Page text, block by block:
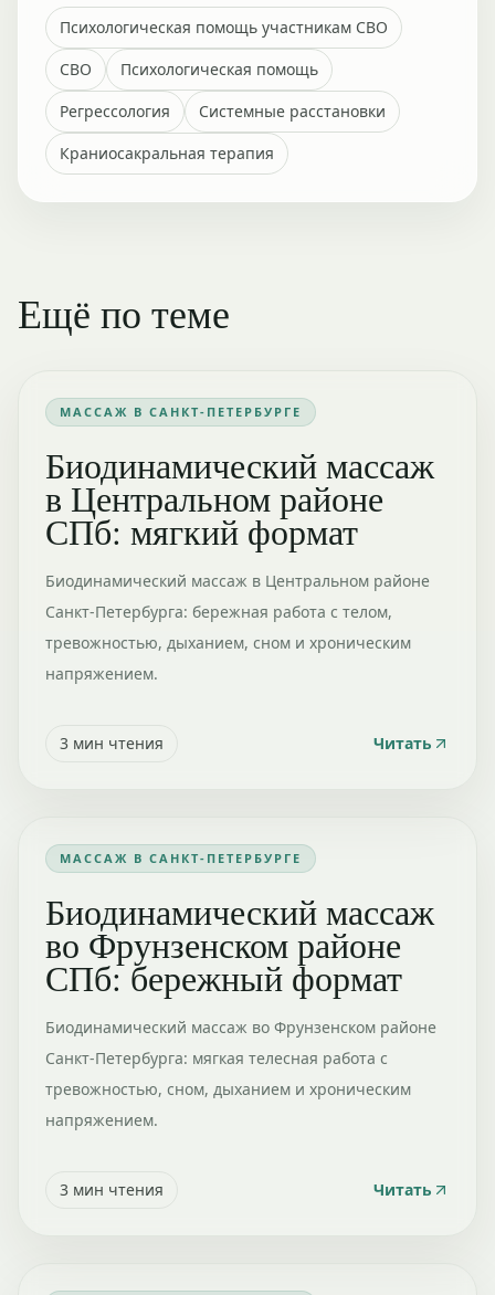
Психологическая помощь участникам СВО
СВО
Психологическая помощь
Регрессология
Системные расстановки
Краниосакральная терапия
Ещё по теме
МАССАЖ В САНКТ-ПЕТЕРБУРГЕ
Биодинамический массаж
в Центральном районе
СПб: мягкий формат
Биодинамический массаж в Центральном районе
Санкт-Петербурга: бережная работа с телом,
тревожностью, дыханием, сном и хроническим
напряжением.
3 мин чтения Читать
МАССАЖ В САНКТ-ПЕТЕРБУРГЕ
Биодинамический массаж
во Фрунзенском районе
СПб: бережный формат
Биодинамический массаж во Фрунзенском районе
Санкт-Петербурга: мягкая телесная работа с
тревожностью, сном, дыханием и хроническим
напряжением.
3 мин чтения Читать